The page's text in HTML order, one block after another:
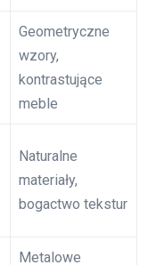
Geometryczne
wzory,
kontrastujące
meble
Naturalne
materiały,
bogactwo tekstur
Metalowe